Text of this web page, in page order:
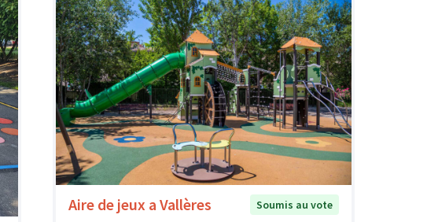
Aire de jeux a Vallères Soumis au vote